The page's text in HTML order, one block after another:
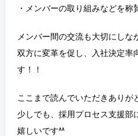
・メンバーの取り組みなどを称
メンバー間の交流も大切にし
双方に変革を促し、入社決定率
す！！
ここまで読んでいただきありが
少しでも、採用プロセス支援部
嬉しいです^^